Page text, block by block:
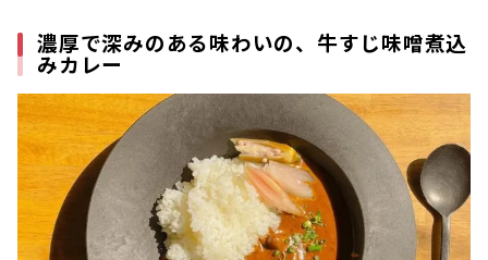
濃厚で深みのある味わいの、牛すじ味噌煮込
みカレー